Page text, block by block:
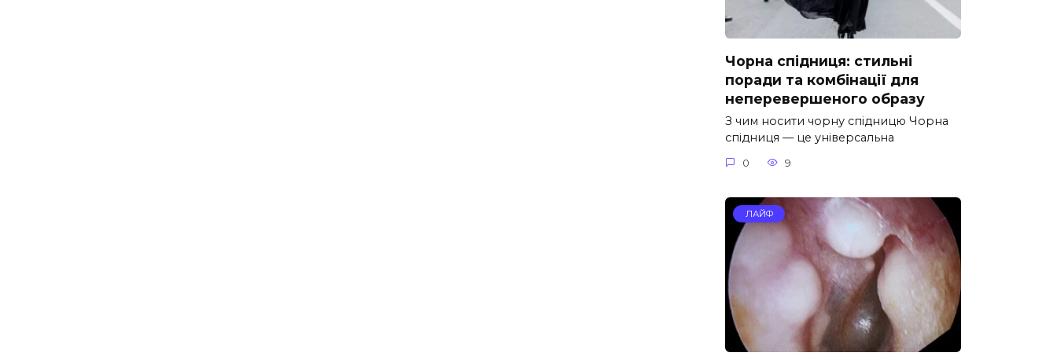
Чорна спідниця: стильні
поради та комбінації для
неперевершеного образу
З чим носити чорну спідницю Чорна
спідниця — це універсальна
0 9
ЛАЙФ